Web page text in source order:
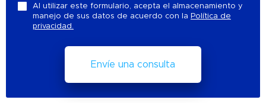
Al utilizar este formulario, acepta el almacenamiento y
manejo de sus datos de acuerdo con la Política de
privacidad.